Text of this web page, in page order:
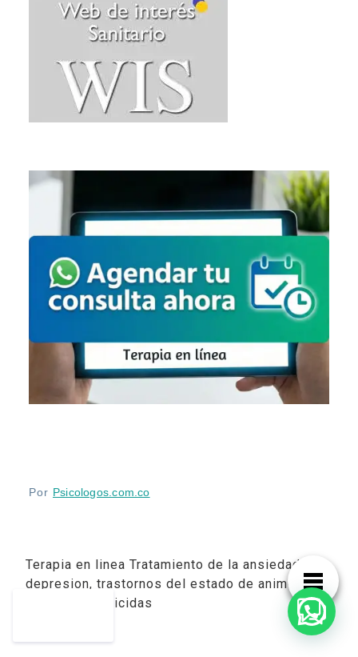
Por Psicologos.com.co
Terapia en linea Tratamiento de la ansiedad,
depresion, trastornos del estado de animo y
tendencias suicidas